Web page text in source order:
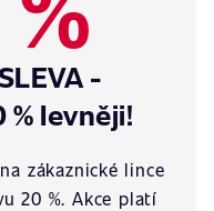
-
levněji!
zákaznické lince
20 %. Akce platí